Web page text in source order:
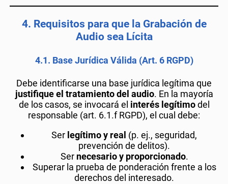
4. Requisitos para que la Grabación de
Audio sea Lícita
4.1. Base Jurídica Válida (Art. 6 RGPD)
Debe identificarse una base jurídica legítima que
justifique el tratamiento del audio. En la mayoría
de los casos, se invocará el interés legítimodel
responsable (art. 6.1.f RGPD), el cual debe:
Ser legítimo y real (p. ej., seguridad,
prevención de delitos).
Ser necesario y proporcionado.
Superar la prueba de ponderación frente a los
derechos del interesado.